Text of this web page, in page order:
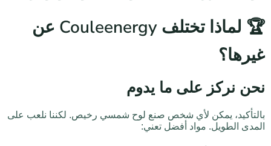
🏆 لماذا تختلف Couleenergy عن
غيرها؟
نحن نركز على ما يدوم
بالتأكيد، يمكن لأي شخص صنع لوح شمسي رخيص. لكننا نلعب على
المدى الطويل. مواد أفضل تعني: